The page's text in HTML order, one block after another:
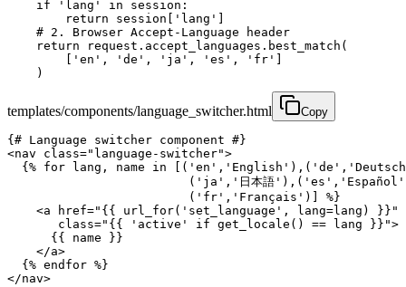
    if 'lang' in session:
        return session['lang']
    # 2. Browser Accept-Language header
    return request.accept_languages.best_match(
        ['en', 'de', 'ja', 'es', 'fr']
    )
templates/components/language_switcher.html Copy
{# Language switcher component #}
<nav class="language-switcher">
{% for lang, name in
('ja','日本語
                         ('fr','Français')] %}
    <a href="{{ url_for('set_language', lang=lang) }}"
       class="{{ 'active' if get_locale() == lang }}">
      {{ name }}
    </a>
  {% endfor %}
</nav>